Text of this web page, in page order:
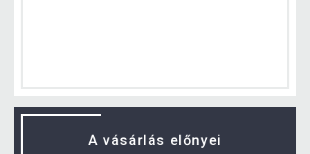
A vásárlás előnyei